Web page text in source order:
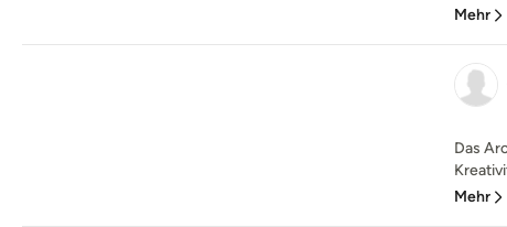
Mehr
Das
Mehr